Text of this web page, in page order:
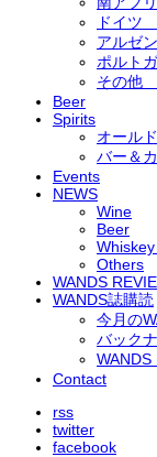
ドイツ
アルゼ
ポルト
その他
Beer
Spirits
オール
バー＆
Events
NEWS
Wine
Beer
Others
WANDS
WANDS誌購読
今月の
バック
WANDS
Contact
rss
twitter
facebook